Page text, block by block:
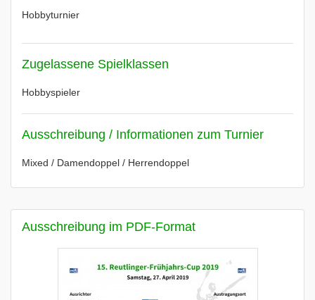
Hobbyturnier
Zugelassene Spielklassen
Hobbyspieler
Ausschreibung / Informationen zum Turnier
Mixed / Damendoppel / Herrendoppel
Ausschreibung im PDF-Format